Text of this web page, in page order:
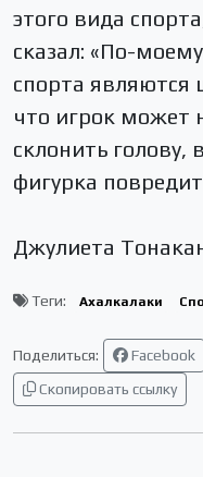
этого вида
сказал: «По-
спорта
что игрок может
склонить голову,
фигурка повредит
Джулиета
Теги: Ахалкалаки
Поделиться: Facebook
Скопировать ссылку